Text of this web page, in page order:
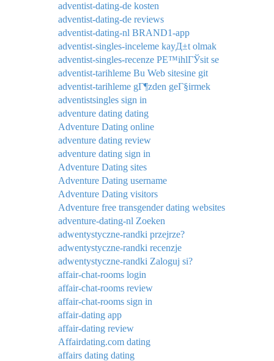
adventist-dating-de kosten
adventist-dating-de reviews
adventist-dating-nl BRAND1-app
adventist-singles-inceleme kayД±t olmak
adventist-singles-recenze PЕ™ihlГЎsit se
adventist-tarihleme Bu Web sitesine git
adventist-tarihleme gГ¶zden geГ§irmek
adventistsingles sign in
adventure dating dating
Adventure Dating online
adventure dating review
adventure dating sign in
Adventure Dating sites
Adventure Dating username
Adventure Dating visitors
Adventure free transgender dating websites
adventure-dating-nl Zoeken
adwentystyczne-randki przejrze?
adwentystyczne-randki recenzje
adwentystyczne-randki Zaloguj si?
affair-chat-rooms login
affair-chat-rooms review
affair-chat-rooms sign in
affair-dating app
affair-dating review
Affairdating.com dating
affairs dating dating